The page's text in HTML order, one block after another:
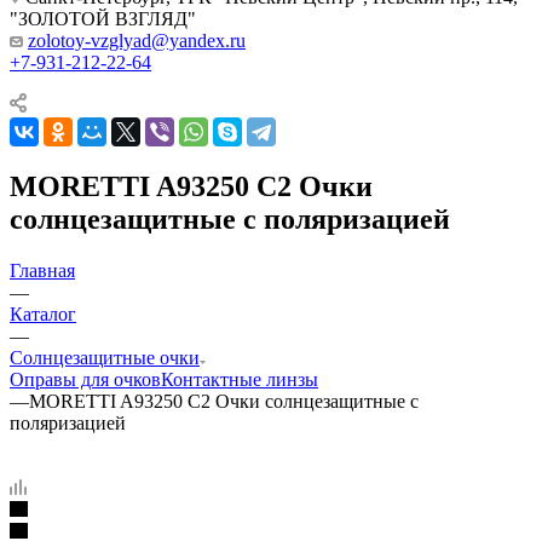
"ЗОЛОТОЙ ВЗГЛЯД"
zolotoy-vzglyad@yandex.ru
+7-931-212-22-64
MORETTI A93250 C2 Очки
солнцезащитные с поляризацией
Главная
—
Каталог
—
Солнцезащитные очки
Оправы для очковКонтактные линзы
—MORETTI A93250 C2 Очки солнцезащитные с
поляризацией